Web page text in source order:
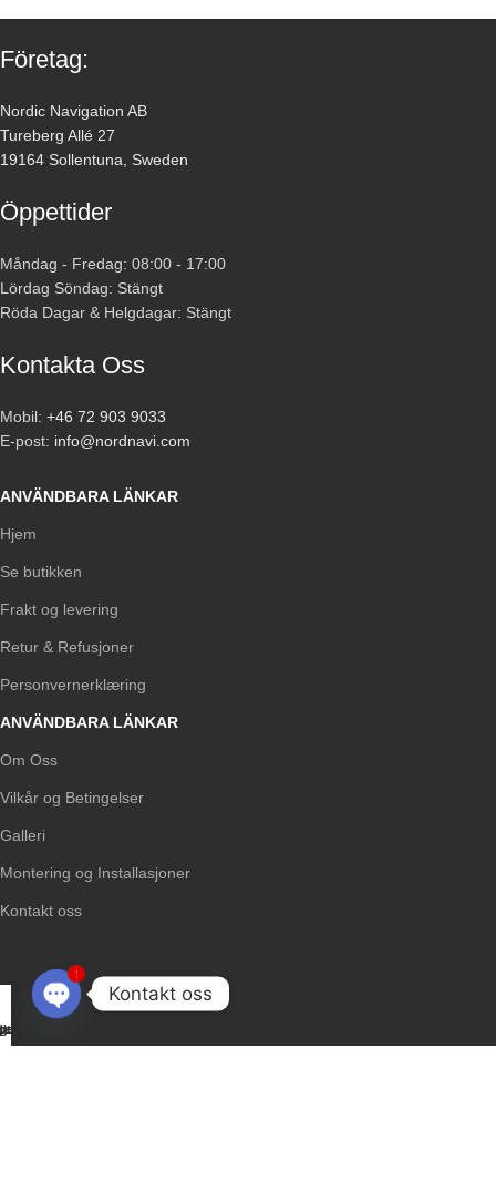
Företag:
Nordic Navigation AB
Tureberg Allé 27
19164 Sollentuna, Sweden
Öppettider
Måndag - Fredag: 08:00 - 17:00
Lördag Söndag: Stängt
Röda Dagar & Helgdagar: Stängt
Kontakta Oss
Mobil: +46 72 903 9033
E-post: info@nordnavi.com
ANVÄNDBARA LÄNKAR
Hjem
Se butikken
Frakt og levering
Retur & Refusjoner
Personvernerklæring
ANVÄNDBARA LÄNKAR
Om Oss
Vilkår og Betingelser
Galleri
Montering og Installasjoner
Kontakt oss
oss
Kontakt oss
1